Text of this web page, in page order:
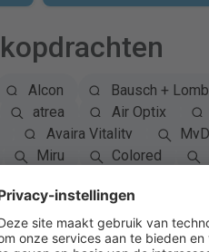
Alcon Bausch + Lomb
atrea Air Optix
Avaira Vitality
Miru Colored